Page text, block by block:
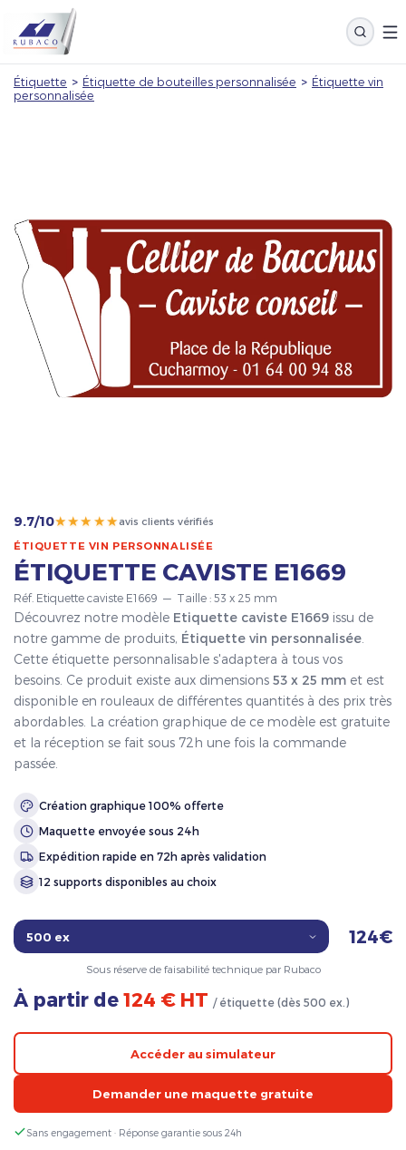
Étiquette > Étiquette de bouteilles personnalisée > Étiquette vin
personnalisée
9.7/10★★★★★avis clients vérifiés
ÉTIQUETTE VIN PERSONNALISÉE
ÉTIQUETTE CAVISTE E1669
Réf. Etiquette caviste E1669 — Taille : 53 x 25 mm
Découvrez notre modèle Etiquette caviste E1669 issu de
notre gamme de produits, Étiquette vin personnalisée
Cette étiquette personnalisable s'adaptera à tous vos
besoins. Ce produit existe aux dimensions 53 x 25 mm et est
disponible en rouleaux de différentes quantités à des prix très
abordables. La création graphique de ce modèle est gratuite
et la réception se fait sous 72h une fois la commande
passée.
Création graphique 100% offerte
Maquette envoyée sous 24h
Expédition rapide en 72h après validation
12 supports disponibles au choix
124€
Sous réserve de faisabilité technique par Rubaco
À partir de 124 € HT / étiquette (dès 500 ex.)
Accéder au simulateur
Demander une maquette gratuite
Sans engagement · Réponse garantie sous 24h